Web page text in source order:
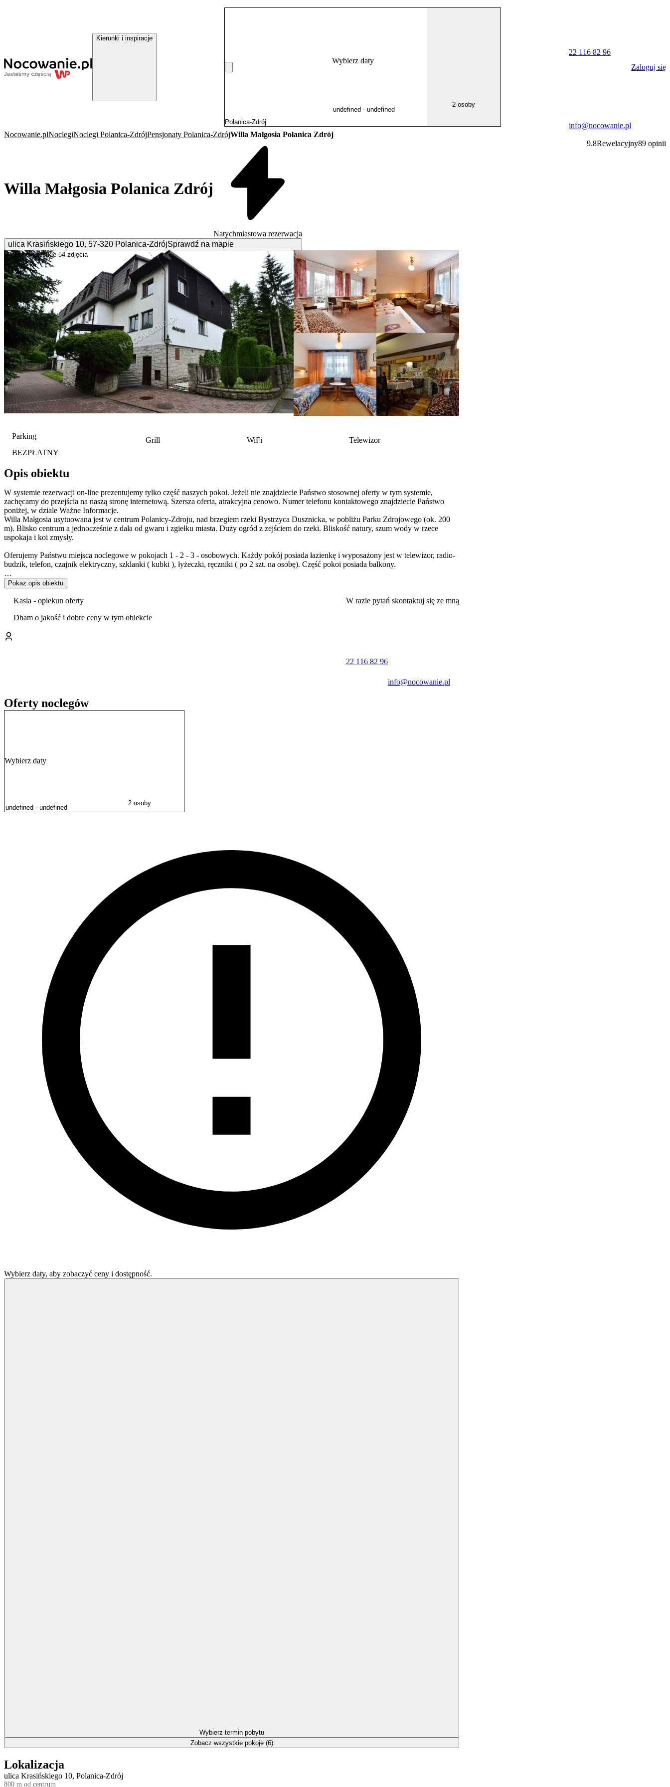
Kierunki i inspiracje
Wybierz daty
2 osoby
22 116 82 96
info@nocowanie.pl
Zaloguj się
Nocowanie.plNoclegiNoclegi Polanica-ZdrójPensjonaty Polanica-ZdrójWilla Małgosia Polanica Zdrój
Willa Małgosia Polanica Zdrój
Natychmiastowa rezerwacja
ulica Krasińskiego 10, 57-320 Polanica-ZdrójSprawdź na mapie
9.8Rewelacyjny89 opinii
Pokaż wszystkie 54 zdjęcia
Parking
BEZPŁATNY
Grill WiFi Telewizor
Opis obiektu
W systemie rezerwacji on-line prezentujemy tylko część naszych pokoi. Jeżeli nie znajdziecie Państwo stosownej oferty w tym systemie,
zachęcamy do przejścia na naszą stronę internetową. Szersza oferta, atrakcyjna cenowo. Numer telefonu kontaktowego znajdziecie Państwo
poniżej, w dziale Ważne Informacje.
Willa Małgosia usytuowana jest w centrum Polanicy-Zdroju, nad brzegiem rzeki Bystrzyca Dusznicka, w pobliżu Parku Zdrojowego (ok. 200
m). Blisko centrum a jednocześnie z dala od gwaru i zgiełku miasta. Duży ogród z zejściem do rzeki. Bliskość natury, szum wody w rzece
uspokaja i koi zmysły.
Oferujemy Państwu miejsca noclegowe w pokojach 1 - 2 - 3 - osobowych. Każdy pokój posiada łazienkę i wyposażony jest w telewizor, radio-
budzik, telefon, czajnik elektryczny, szklanki ( kubki ), łyżeczki, ręczniki ( po 2 szt. na osobę). Część pokoi posiada balkony.
W całym obiekcie dostępny jest internet Wi-Fi.
Do dyspozycji gości jest również bezpłatny parking dla samochodów osobowych. Parking ma ograniczoną ilość stanowisk, które nie podlegają
Pokaż opis obiektu
Kasia - opiekun oferty
Dbam o jakość i dobre ceny w tym obiekcie
W razie pytań skontaktuj się ze mną
22 116 82 96
info@nocowanie.pl
Lokalizacja
ulica Krasińskiego 10, Polanica-Zdrój
800 m od centrum
Oferty noclegów
Wybierz daty
2 osoby
Wybierz daty, aby zobaczyć ceny i dostępność.
Wybierz termin pobytu
Zobacz wszystkie pokoje (6)